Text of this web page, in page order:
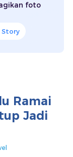
foto
Story
Ramai
Jadi